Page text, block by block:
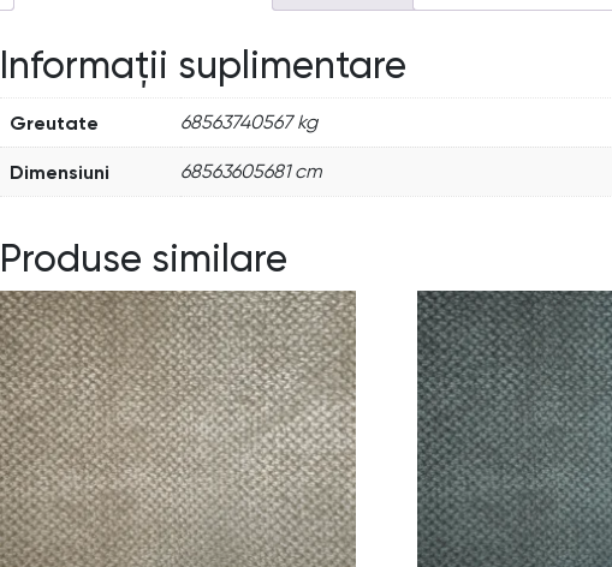
Informații suplimentare
Greutate 68563740567 kg
Dimensiuni 68563605681 cm
Produse similare